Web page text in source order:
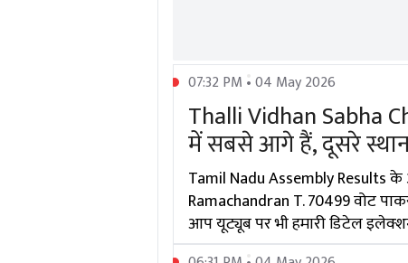
07:32 PM • 04 May 2026
Thalli Vidhan Sabha
में सबसे आगे हैं, दूसरे स्थान
Tamil Nadu Assembly Results
Ramachandran T. 70499 वोट
आप यूट्यूब पर भी हमारी डिटेल